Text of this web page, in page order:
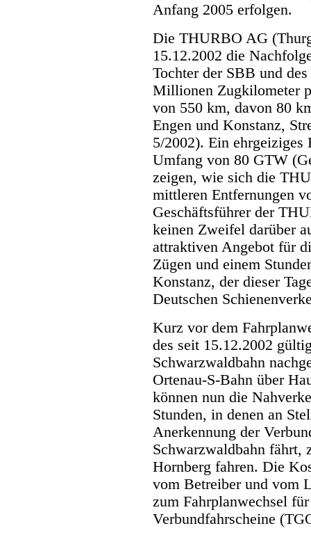
Anfang 2005 erfolgen.
Die THURBO AG
15.12.2002 die
Tochter der SBB und
Millionen Zugkilometer
von 550 km, davon 80
Engen und Konstanz,
5/2002). Ein ehrgeiziges
Umfang von 80 GTW
zeigen, wie sich die
mittleren Entfernungen
Geschäftsführer der
keinen Zweifel darüber
attraktiven Angebot für
Zügen und einem
Konstanz, der dieser
Deutschen
Kurz vor dem
des seit 15.12.2002
Schwarzwaldbahn
Ortenau-S-Bahn über
können nun die
Stunden, in denen an
Anerkennung der
Schwarzwaldbahn fährt,
Hornberg fahren. Die
vom Betreiber und vom
zum Fahrplanwechsel
Verbundfahrscheine